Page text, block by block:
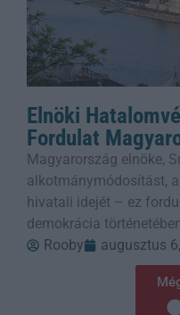
Elnöki
Fordulat
Magyarország elnöke,
alkotmánymódosítást,
hivatali idejét – ez
demokrácia
Rooby
augusztus